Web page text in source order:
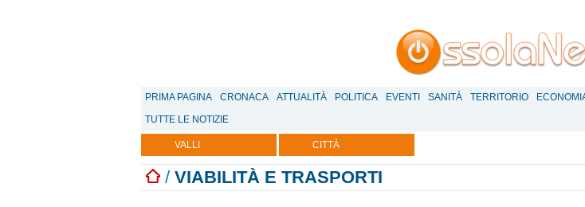
PRIMA PAGINA CRONACA ATTUALITÀ POLITICA EVENTI SANITÀ TERRITORIO
TUTTE LE NOTIZIE
VALLI CITTÀ
/ VIABILITÀ E TRASPORTI